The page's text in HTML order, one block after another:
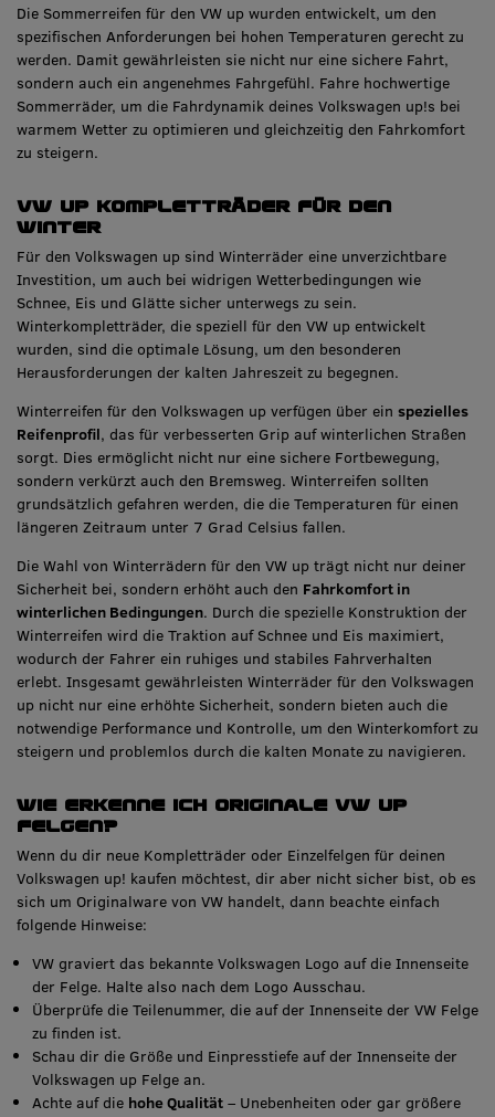
Die Sommerreifen für den VW up wurden entwickelt, um den
spezifischen Anforderungen bei hohen Temperaturen gerecht zu
werden. Damit gewährleisten sie nicht nur eine sichere Fahrt,
sondern auch ein angenehmes Fahrgefühl. Fahre hochwertige
Sommerräder, um die Fahrdynamik deines Volkswagen up!s bei
warmem Wetter zu optimieren und gleichzeitig den Fahrkomfort
zu steigern.
VW up Kompletträder für den
Winter
Für den Volkswagen up sind Winterräder eine unverzichtbare
Investition, um auch bei widrigen Wetterbedingungen wie
Schnee, Eis und Glätte sicher unterwegs zu sein.
Winterkompletträder, die speziell für den VW up entwickelt
wurden, sind die optimale Lösung, um den besonderen
Herausforderungen der kalten Jahreszeit zu begegnen.
Winterreifen für den Volkswagen up verfügen über ein spezielles
Reifenprofil, das für verbesserten Grip auf winterlichen Straßen
sorgt. Dies ermöglicht nicht nur eine sichere Fortbewegung,
sondern verkürzt auch den Bremsweg. Winterreifen sollten
grundsätzlich gefahren werden, die die Temperaturen für einen
längeren Zeitraum unter 7 Grad Celsius fallen.
Die Wahl von Winterrädern für den VW up trägt nicht nur deiner
Sicherheit bei, sondern erhöht auch den Fahrkomfort in
winterlichen Bedingungen. Durch die spezielle Konstruktion der
Winterreifen wird die Traktion auf Schnee und Eis maximiert,
wodurch der Fahrer ein ruhiges und stabiles Fahrverhalten
erlebt. Insgesamt gewährleisten Winterräder für den Volkswagen
up nicht nur eine erhöhte Sicherheit, sondern bieten auch die
notwendige Performance und Kontrolle, um den Winterkomfort zu
steigern und problemlos durch die kalten Monate zu navigieren.
Wie erkenne ich originale VW Up
Felgen?
Wenn du dir neue Kompletträder oder Einzelfelgen für deinen
Volkswagen up! kaufen möchtest, dir aber nicht sicher bist, ob es
sich um Originalware von VW handelt, dann beachte einfach
folgende Hinweise:
VW graviert das bekannte Volkswagen Logo auf die Innenseite
der Felge. Halte also nach dem Logo Ausschau.
Überprüfe die Teilenummer, die auf der Innenseite der VW Felge
zu finden ist.
Schau dir die Größe und Einpresstiefe auf der Innenseite der
Volkswagen up Felge an.
Achte auf die hohe Qualität – Unebenheiten oder gar größere